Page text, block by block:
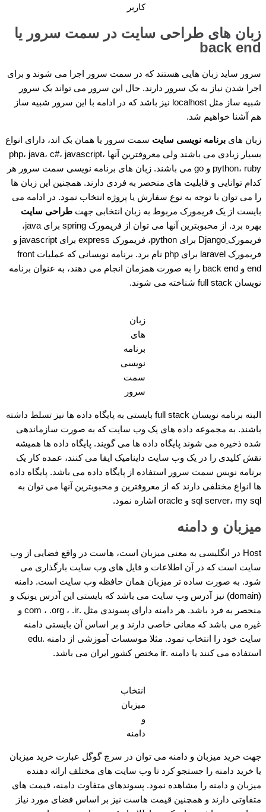
کاربر
زبان های طراحی سایت در سمت سرور یا
back end
سرور ساید زبان هایی هستند که در سمت سرور اجرا می شوند و برای
اجرا شدن نیاز به یک سرور دارند. حال این سرور می تواند یک سرور
شبیه ساز مثل localhost نیز باشد که در ادامه با این سرور شبیه ساز
هم آشنا خواهیم شد.
زبان های برنامه نویسی سایت سمت سرور یا همان بک اند، دارای انواع
بسیار زیادی می باشند ولی معروفترین آنها php، java، c#، javascript،
python، ruby و go می باشند. زبان های برنامه نویسی سمت سرور هر
کدام توانایی و قابلیت های منحصر به فردی دارند. همچنین این زبان ها
را می توان با توجه به نوع سفارش یا پروژه انتخاب نمود. در ادامه می
بایست از یک فریمورک مربوط به زبان انتخابی جهت طراحی سایت
بهره برد. از محبوبترین آنها می توان از فریمورک spring برای java،
فریمورک ِDjango برای python، فریمورک express برای javascript و
فریمورک laravel برای php نام برد. برنامه نویسانی که عملیات front
end و back end را به صورت همزمان انجام می دهند، به عنوان برنامه
نویسان full stack شناخته می شوند.
زبان
های
برنامه
نویسی
سمت
سرور
البته برنامه نویسان full stack بایستی به پایگاه داده ها نیز تسلط داشته
باشند. به مجموعه داده های یک وب سایت که به صورت سازماندهی
شده ذخیره می شوند پایگاه داده ها می گویند. پایگاه داده ها همیشه
نقش کلیدی را در یک وب سایت داینامیک ایفا می کنند، عمده کار یک
برنامه نویس سمت سرور استفاده از پایگاه داده می باشد. پایگاه داده
ها انواع مختلفی دارند که از معروفترین و محبوبترین آنها می توان به
sql server، my sql و oracle اشاره نمود.
میزبان و دامنه
Host در انگلیسی به معنی میزبان است، هاست در واقع فضایی از وب
سایت است که در آن اطلاعات و فایل های وب سایت بارگذاری می
شود. به صورت ساده تر میزبان همان حافظه وب سایت است. دامنه
(domain) نیز آدرس وب سایت می باشد که بایستی این آدرس یونیک و
منحصر به فرد باشد. هر دامنه دارای پسوندی مثل .com ، .org ، .ir و
غیره می باشد که معانی خاصی دارند و بر اساس آن بایستی دامنه
سایت خود را انتخاب نمود. مثلا موسسات آموزشی از دامنه .edu
استفاده می کنند یا دامنه .ir مختص کشور ایران می باشد.
انتخاب
میزبان
و
دامنه
جهت خرید میزبان و دامنه می توان در سرچ گوگل عبارت خرید میزبان
یا خرید دامنه را جستجو کرد تا وب سایت های مختلف ارائه دهنده
میزبان و دامنه را مشاهده نمود. پسوندهای متفاوت دامنه، قیمت های
متفاوتی دارند و همچنین قیمت هاست نیز بر اساس فضای مورد نیاز